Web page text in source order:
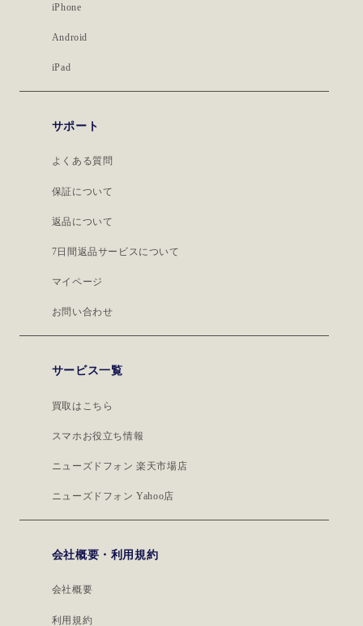
iPhone
Android
iPad
サポート
よくある質問
保証について
返品について
7日間返品サービスについて
マイページ
お問い合わせ
サービス一覧
買取はこちら
スマホお役立ち情報
ニューズドフォン 楽天市場店
ニューズドフォン Yahoo店
会社概要・利用規約
会社概要
利用規約